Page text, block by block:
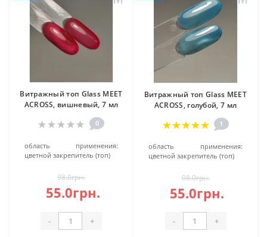
Витражный топ Glass MEET
ACROSS, вишневый, 7 мл
0
область применения:
цветной закрепитель (топ)
98.0грн.
55.0грн.
- +
Витражный топ Glass MEET
ACROSS, голубой, 7 мл
1
область применения:
цветной закрепитель (топ)
98.0грн.
55.0грн.
- +